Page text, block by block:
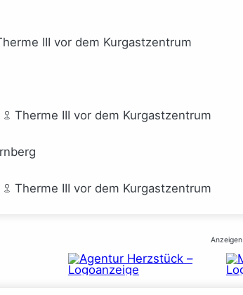
III vor dem Kurgastzentrum
Therme III vor dem Kurgastzentrum
Therme III vor dem Kurgastzentrum
Anzeigen